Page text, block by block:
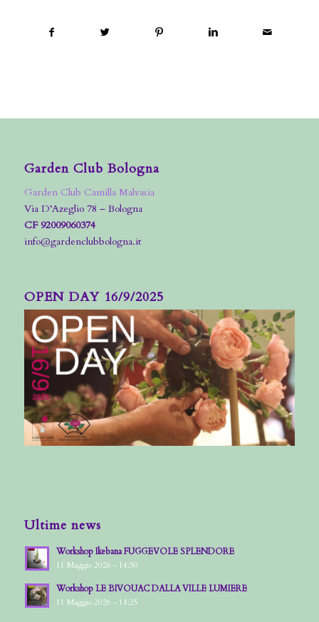
Garden Club Bologna
Garden Club Camilla Malvasia
Via D’Azeglio 78 – Bologna
CF 92009060374
info@gardenclubbologna.it
OPEN DAY 16/9/2025
Ultime news
Workshop Ikebana FUGGEVOLE SPLENDORE
11 Maggio 2026 - 14:30
Workshop LE BIVOUAC DALLA VILLE LUMIERE
11 Maggio 2026 - 14:25